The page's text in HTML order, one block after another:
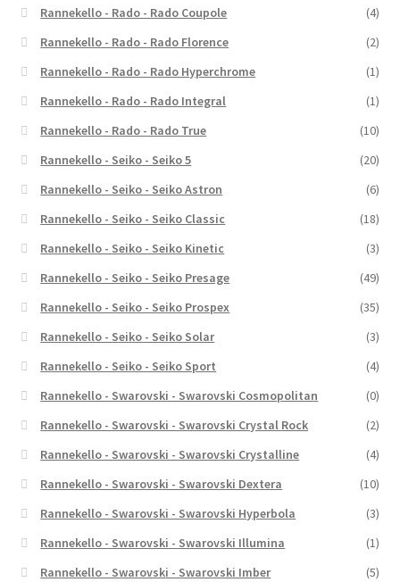
Rannekello - Rado - Rado Coupole
(4)
Rannekello - Rado - Rado Florence
(2)
Rannekello - Rado - Rado Hyperchrome
(1)
Rannekello - Rado - Rado Integral
(1)
Rannekello - Rado - Rado True
(10)
Rannekello - Seiko - Seiko 5
(20)
Rannekello - Seiko - Seiko Astron
(6)
Rannekello - Seiko - Seiko Classic
(18)
Rannekello - Seiko - Seiko Kinetic
(3)
Rannekello - Seiko - Seiko Presage
(49)
Rannekello - Seiko - Seiko Prospex
(35)
Rannekello - Seiko - Seiko Solar
(3)
Rannekello - Seiko - Seiko Sport
(4)
Rannekello - Swarovski - Swarovski Cosmopolitan
(0)
Rannekello - Swarovski - Swarovski Crystal Rock
(2)
Rannekello - Swarovski - Swarovski Crystalline
(4)
Rannekello - Swarovski - Swarovski Dextera
(10)
Rannekello - Swarovski - Swarovski Hyperbola
(3)
Rannekello - Swarovski - Swarovski Illumina
(1)
Rannekello - Swarovski - Swarovski Imber
(5)